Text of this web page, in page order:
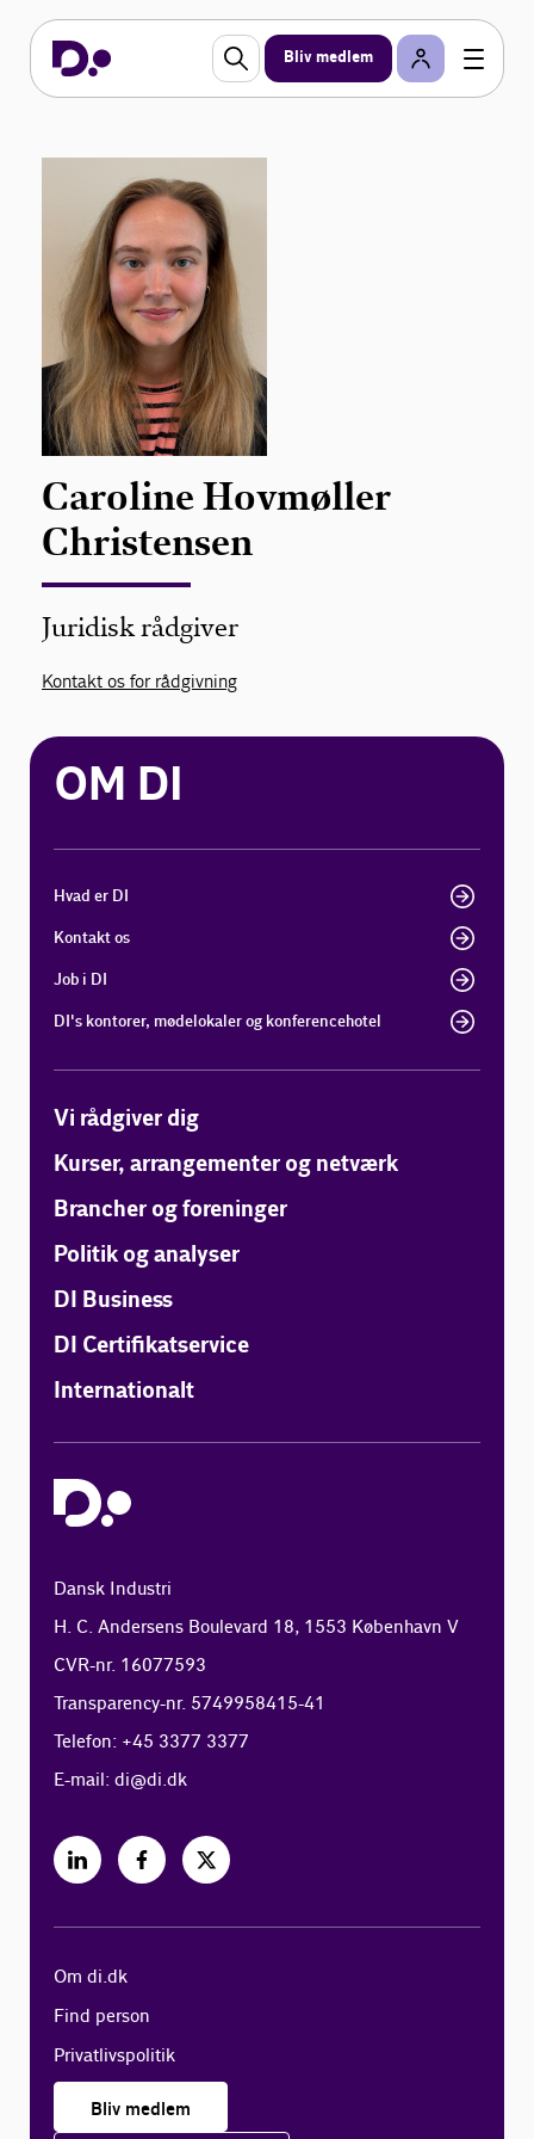
Bliv medlem
Caroline Hovmøller
Christensen
Juridisk rådgiver
Kontakt os for rådgivning
OM DI
Hvad er DI
Kontakt os
Job i DI
DI's kontorer, mødelokaler og konferencehotel
Vi rådgiver dig
Kurser, arrangementer og netværk
Brancher og foreninger
Politik og analyser
DI Business
DI Certifikatservice
Internationalt
Dansk Industri
H. C. Andersens Boulevard 18, 1553 København V
CVR-nr. 16077593
Transparency-nr. 5749958415-41
Telefon: +45 3377 3377
E-mail:di@di.dk
Om di.dk
Find person
Privatlivspolitik
Bliv medlem